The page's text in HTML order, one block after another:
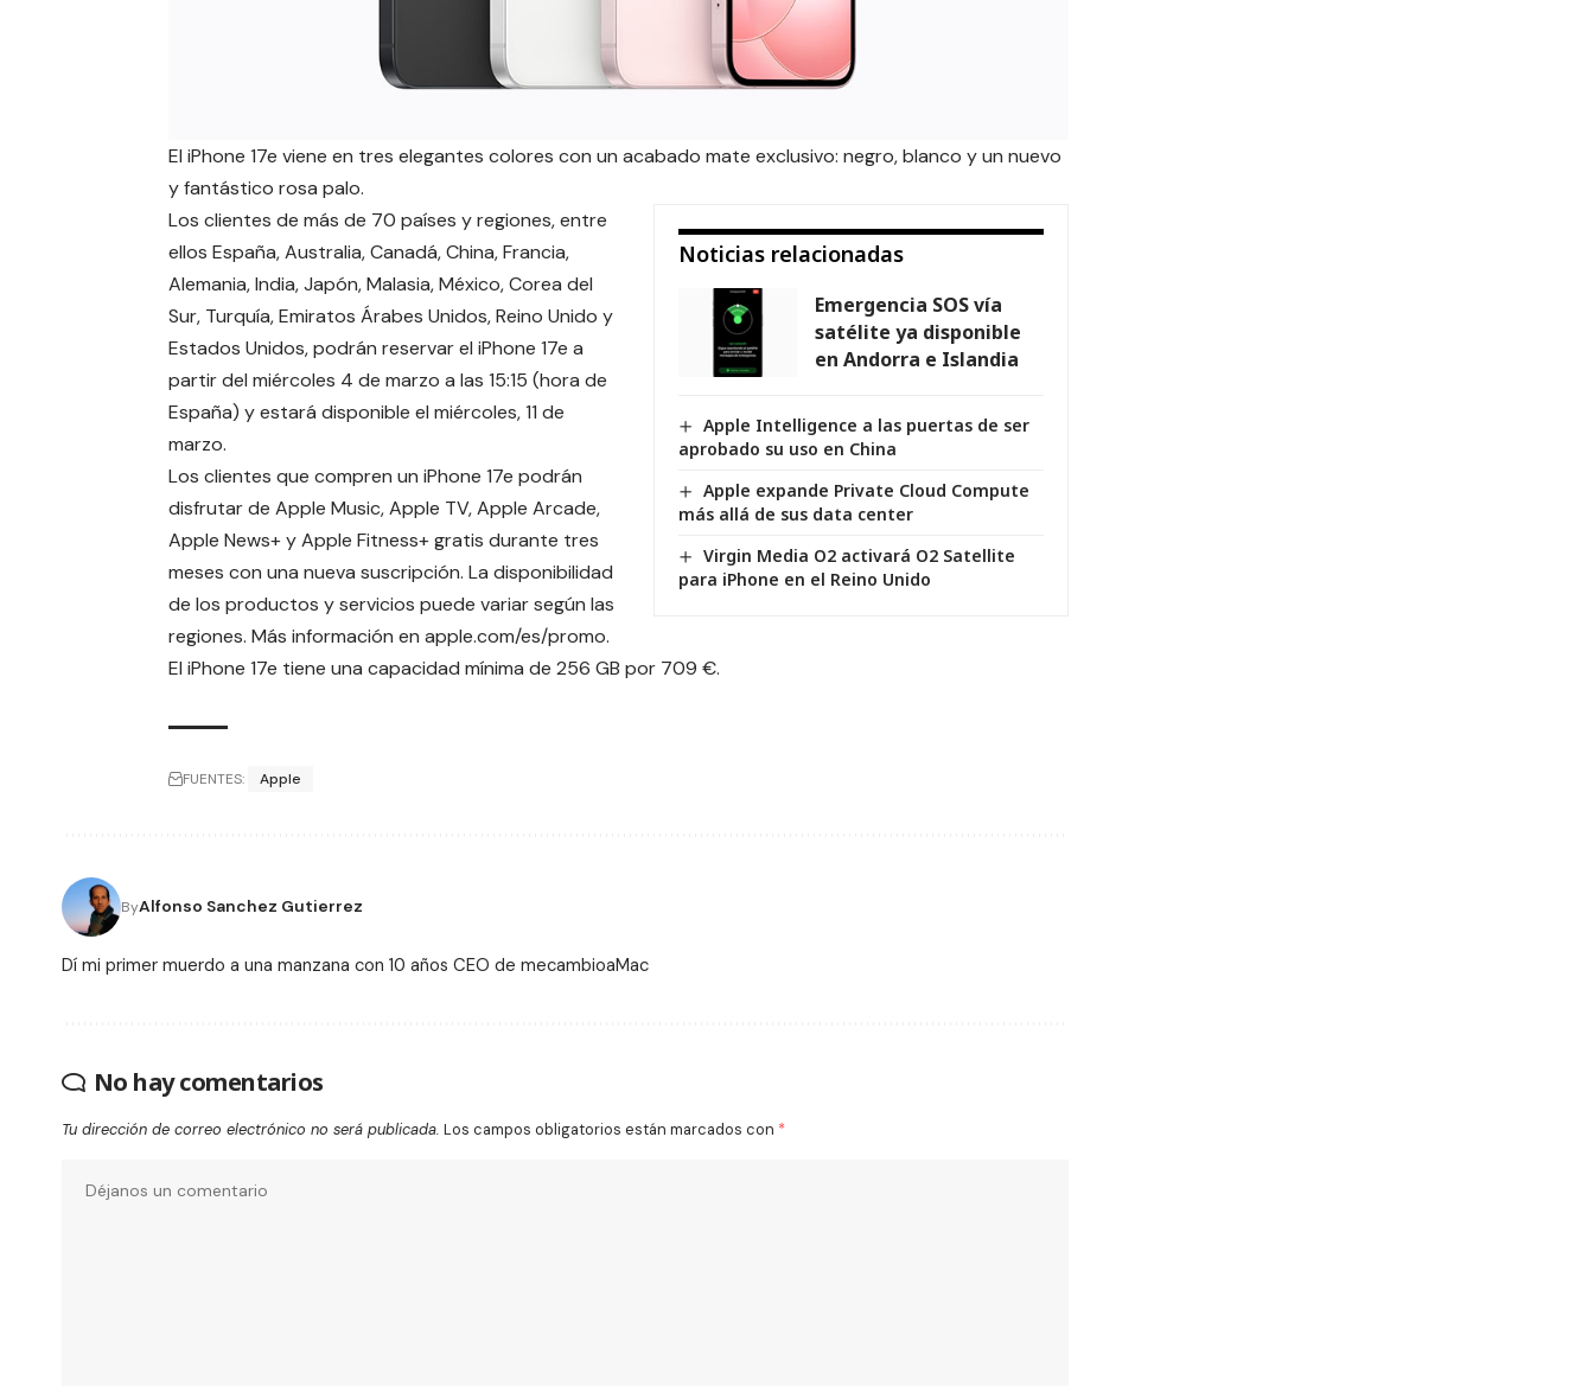
El iPhone 17e viene en tres elegantes colores con un acabado mate exclusivo: negro, blanco y un nuevo
y fantástico rosa palo.
Noticias relacionadas
Emergencia SOS vía
satélite ya disponible
en Andorra e Islandia
Apple Intelligence a las puertas de ser
aprobado su uso en China
Apple expande Private Cloud Compute
más allá de sus data center
Virgin Media O2 activará O2 Satellite
para iPhone en el Reino Unido
Los clientes de más de 70 países y regiones, entre
ellos España, Australia, Canadá, China, Francia,
Alemania, India, Japón, Malasia, México, Corea del
Sur, Turquía, Emiratos Árabes Unidos, Reino Unido y
Estados Unidos, podrán reservar el iPhone 17e a
partir del miércoles 4 de marzo a las 15:15 (hora de
España) y estará disponible el miércoles, 11 de
marzo.
Los clientes que compren un iPhone 17e podrán
disfrutar de Apple Music, Apple TV, Apple Arcade,
Apple News+ y Apple Fitness+ gratis durante tres
meses con una nueva suscripción. La disponibilidad
de los productos y servicios puede variar según las
regiones. Más información en apple.com/es/promo.
El iPhone 17e tiene una capacidad mínima de 256 GB por 709 €.
FUENTES: Apple
ByAlfonso Sanchez Gutierrez
Dí mi primer muerdo a una manzana con 10 años CEO de mecambioaMac
No hay comentarios
Tu dirección de correo electrónico no será publicada. Los campos obligatorios están marcados con *